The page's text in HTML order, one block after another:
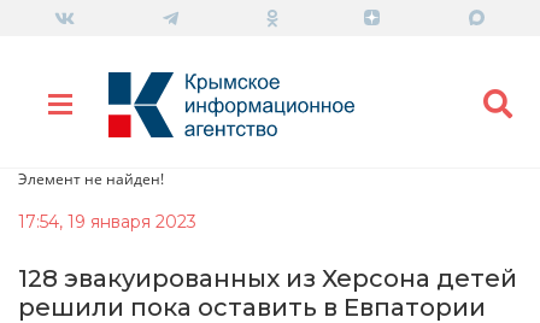
Элемент не найден!
17:54, 19 января 2023
128 эвакуированных из Херсона детей
решили пока оставить в Евпатории